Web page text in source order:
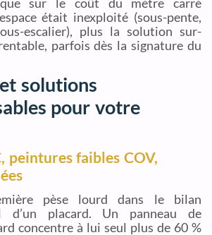
était inexploité (sous-pente,
escalier), plus la solution sur-
parfois dès la signature du
solutions
pour votre
peintures faibles COV,
pèse lourd dans le bilan
d’un placard. Un panneau de
concentre à lui seul plus de 60 %